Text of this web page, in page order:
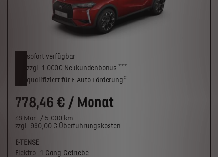
sofort verfügbar
zzgl. 1.000€ Neukunden­bonus ***
qualifiziert für E-Auto-Förderungc
778,46 € / Monat
48 Mon. / 5.000 km
zzgl. 990,00 € Überführungskosten
E-TENSE
Elektro - 1-Gang-Getriebe